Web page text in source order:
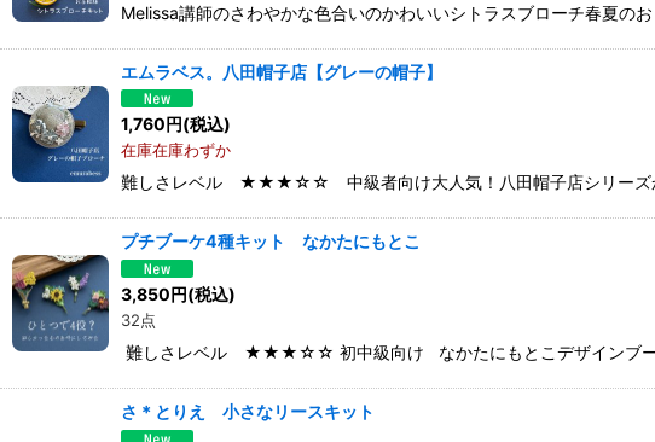
Melissa講師のさわやかな色合いのかわいいシトラスブローチ春夏
エムラベス。八田帽子店【グレーの帽子】
1,760円(税込)
在庫在庫わずか
難しさレベル ★★★☆☆ 中級者向け大人気！八田帽子店シリーズか
プチブーケ4種キット なかたにもとこ
3,850円(税込)
32点
難しさレベル ★★★☆☆ 初中級向け なかたにもとこデザインブーケ
さ＊とりえ 小さなリースキット